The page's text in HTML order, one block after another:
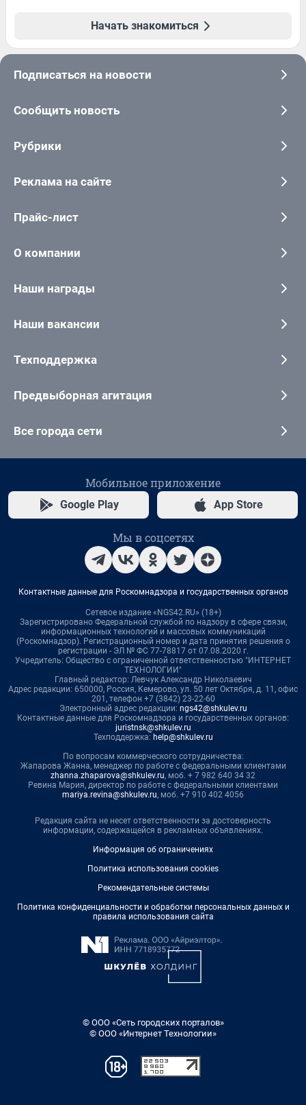
Начать знакомиться
Подписаться на новости
Сообщить новость
Рубрики
Реклама на сайте
Прайс-лист
О компании
Наши награды
Наши вакансии
Техподдержка
Предвыборная агитация
Все города сети
Мобильное приложение
Google Play App Store
Мы в соцсетях
Контактные данные для Роскомнадзора и государственных органов
Сетевое издание «NGS42.RU» (18+)
Зарегистрировано Федеральной службой по надзору в сфере связи,
информационных технологий и массовых коммуникаций
(Роскомнадзор). Регистрационный номер и дата принятия решения о
регистрации - ЭЛ № ФС 77-78817 от 07.08.2020 г.
Учредитель: Общество с ограниченной ответственностью "ИНТЕРНЕТ
ТЕХНОЛОГИИ"
Главный редактор: Левчук Александр Николаевич
Адрес редакции: 650000, Россия, Кемерово, ул. 50 лет Октября, д. 11, офис
201, телефон +7 (3842) 23-22-60
Электронный адрес редакции: ngs42@shkulev.ru
Контактные данные для Роскомнадзора и государственных органов:
juristnsk@shkulev.ru
Техподдержка: help@shkulev.ru
По вопросам коммерческого сотрудничества:
Жапарова Жанна, менеджер по работе с федеральными клиентами
zhanna.zhaparova@shkulev.ru, моб. + 7 982 640 34 32
Ревина Мария, директор по работе с федеральными клиентами
mariya.revina@shkulev.ru, моб. +7 910 402 4056
Редакция сайта не несет ответственности за достоверность
информации, содержащейся в рекламных объявлениях.
Информация об ограничениях
Политика использования cookies
Рекомендательные системы
Политика конфиденциальности и обработки персональных данных и
правила использования сайта
© ООО «Сеть городских порталов»
© ООО «Интернет Технологии»